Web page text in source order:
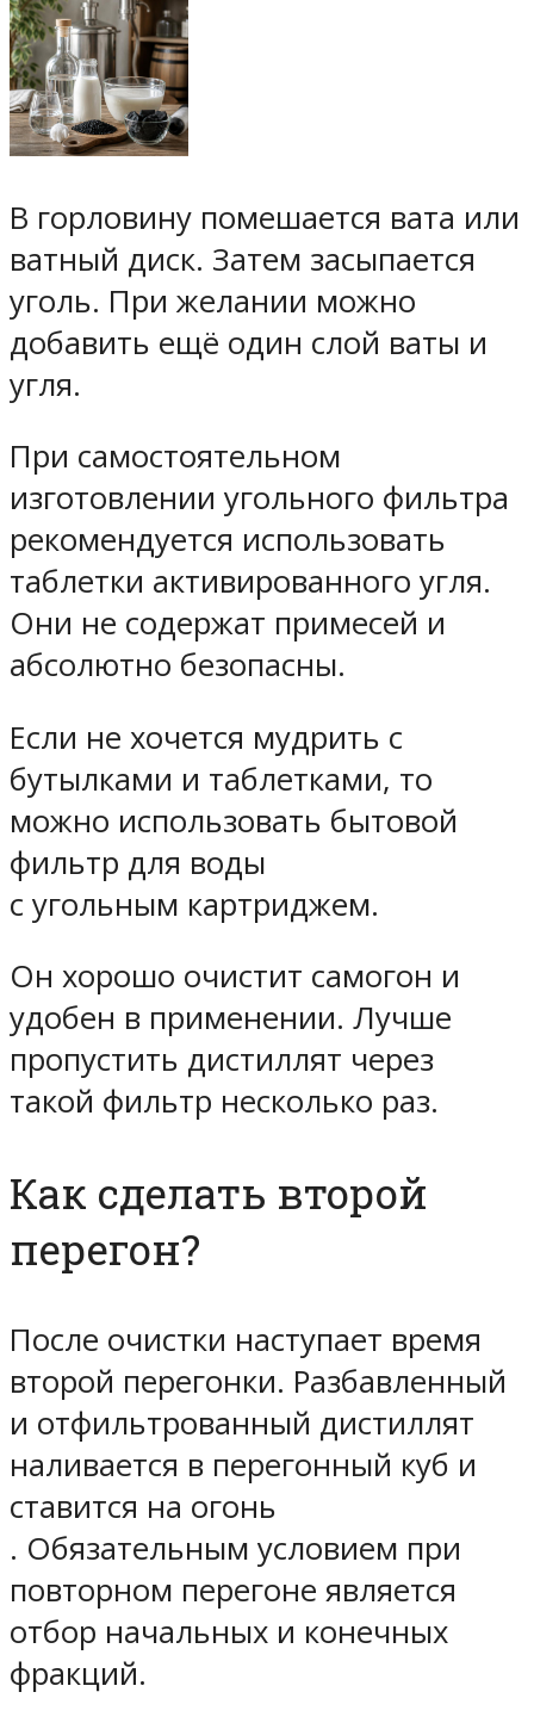
В горловину помешается вата или
ватный диск. Затем засыпается
уголь. При желании можно
добавить ещё один слой ваты и
угля.
При самостоятельном
изготовлении угольного фильтра
рекомендуется использовать
таблетки активированного угля.
Они не содержат примесей и
абсолютно безопасны.
Если не хочется мудрить с
бутылками и таблетками, то
можно использовать бытовой
фильтр для воды
с угольным картриджем.
Он хорошо очистит самогон и
удобен в применении. Лучше
пропустить дистиллят через
такой фильтр несколько раз.
Как сделать второй
перегон?
После очистки наступает время
второй перегонки. Разбавленный
и отфильтрованный дистиллят
наливается в перегонный куб и
ставится на огонь
. Обязательным условием при
повторном перегоне является
отбор начальных и конечных
фракций.